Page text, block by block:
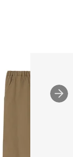
像と実際の商品